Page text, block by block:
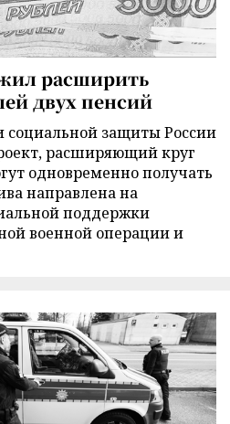
расширить
двух пенсий
социальной защиты России
расширяющий круг
одновременно получать
направлена на
поддержки
военной операции и